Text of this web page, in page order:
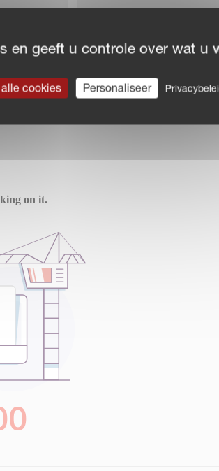
met
en geeft u controle over wat u
cookies Personaliseer